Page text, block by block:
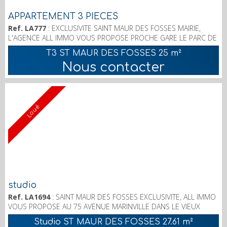
APPARTEMENT 3 PIECES
Ref. LA777 : EXCLUSIVITE SAINT MAUR DES FOSSES MAIRIE,
L'AGENCE ALL IMMO VOUS PROPOSE PROCHE GARE LE PARC DE
SAINT MAUR, AU 2è ET DERNIER ETAGE, PETIT 3 PIECES 25,35
m2 "CARREZ" ET 46 M2 AU SOL, SEJOUR, 2 CHAMBRES, CUISINE,
SALLE D'EAU AVEC WC; CHAUFFAGE ET EAU CHAUDE
INDIVIDUELS; LOYER 895 € PROVISIONS C.C. 06 86 88 65 91.
T3 ST MAUR DES FOSSES 25 m²
Nous contacter
Loué
studio
Ref. LA1694: SAINT MAUR DES FOSSES EXCLUSIVITE, ALL IMMO
VOUS PROPOSE AU 75 AVENUE MARINVILLE DANS LE VIEUX
SAINT MAUR, UN STUDIO AU 3è ETAGE AVEC ASCENSEUR A 5
Studio ST MAUR DES FOSSES 27.61 m²